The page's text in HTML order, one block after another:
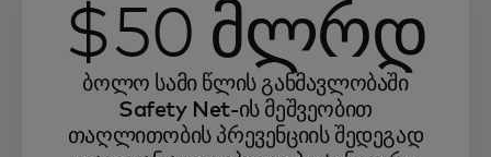
$50 მლრდ
ბოლო სამი წლის განმავლობაში
Safety Net-ის მეშვეობით
თაღლითობის პრევენციის შედეგად